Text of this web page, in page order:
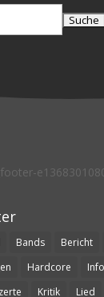
Bands Bericht
Hardcore
Kritik Lied